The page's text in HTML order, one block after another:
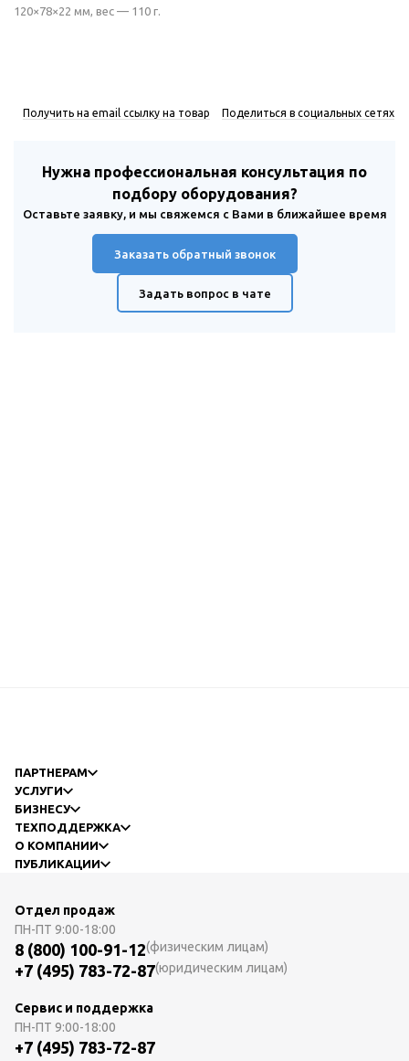
120×78×22 мм, вес — 110 г.
Получить на email ссылку на товар Поделиться в социальных сетях
Нужна профессиональная консультация по
подбору оборудования?
Оставьте заявку, и мы свяжемся с Вами в ближайшее время
Заказать обратный звонок
Задать вопрос в чате
ПАРТНЕРАМ
УСЛУГИ
БИЗНЕСУ
ТЕХПОДДЕРЖКА
О КОМПАНИИ
ПУБЛИКАЦИИ
Отдел продаж
ПН-ПТ 9:00-18:00
8 (800) 100-91-12(физическим лицам)
+7 (495) 783-72-87(юридическим лицам)
Сервис и поддержка
ПН-ПТ 9:00-18:00
+7 (495) 783-72-87